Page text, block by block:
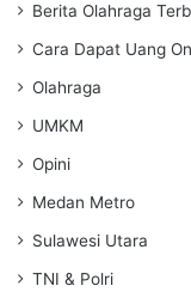
Berita Olahraga
Cara Dapat Uang
Olahraga
UMKM
Opini
Medan Metro
Sulawesi Utara
TNI & Polri